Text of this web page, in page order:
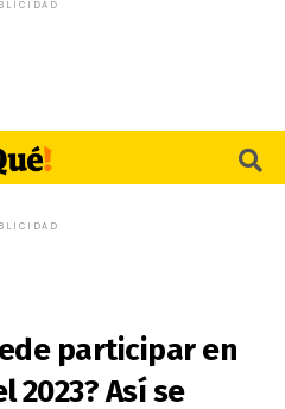
participar en
2023? Así se